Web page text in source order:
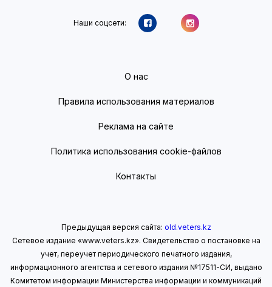
Наши соцсети:
О нас
Правила использования материалов
Реклама на сайте
Политика использования cookie-файлов
Контакты
Предыдущая версия сайта: old.veters.kz
Сетевое издание «www.veters.kz». Свидетельство о постановке на
учет, переучет периодического печатного издания,
информационного агентства и сетевого издания №17511-СИ, выдано
Комитетом информации Министерства информации и коммуникаций